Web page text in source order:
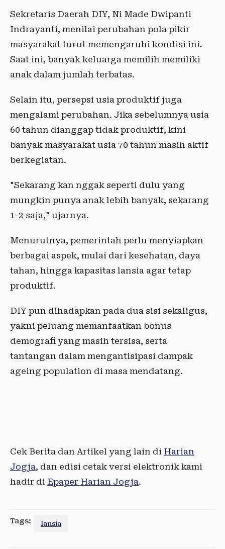
Sekretaris Daerah DIY, Ni Made Dwipanti
Indrayanti, menilai perubahan pola pikir
masyarakat turut memengaruhi kondisi ini.
Saat ini, banyak keluarga memilih memiliki
anak dalam jumlah terbatas.
Selain itu, persepsi usia produktif juga
mengalami perubahan. Jika sebelumnya usia
60 tahun dianggap tidak produktif, kini
banyak masyarakat usia 70 tahun masih aktif
berkegiatan.
"Sekarang kan nggak seperti dulu yang
mungkin punya anak lebih banyak, sekarang
1-2 saja," ujarnya.
Menurutnya, pemerintah perlu menyiapkan
berbagai aspek, mulai dari kesehatan, daya
tahan, hingga kapasitas lansia agar tetap
produktif.
DIY pun dihadapkan pada dua sisi sekaligus,
yakni peluang memanfaatkan bonus
demografi yang masih tersisa, serta
tantangan dalam mengantisipasi dampak
ageing population di masa mendatang.
Cek Berita dan Artikel yang lain di Harian
Jogja, dan edisi cetak versi elektronik kami
hadir di Epaper Harian Jogja.
Tags: lansia